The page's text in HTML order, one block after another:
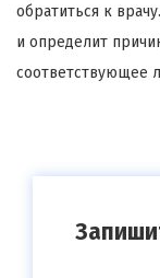
обратиться к
и определит
соответствующее